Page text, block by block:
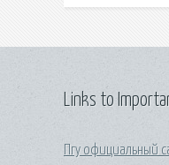
Links to
Пгу официальный